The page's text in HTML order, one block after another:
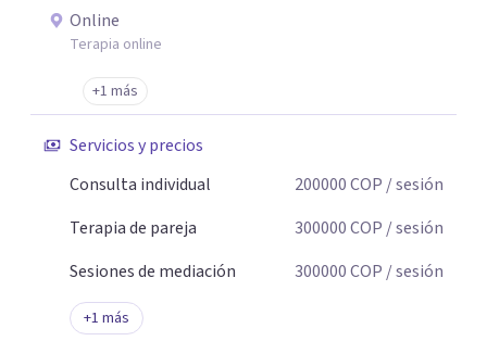
psicoterapia para ayudar a integrar eso que pasó y para
ayudar a pensar todo lo que generó. Soltar el lazo con el
de quienes estuvieron, de quienes agredieron o de quienes
Online
Terapia online
+1 más
Servicios y precios
Consulta individual
200000COP / sesión
Terapia de pareja
300000COP / sesión
Sesiones de mediación
300000COP / sesión
+1 más